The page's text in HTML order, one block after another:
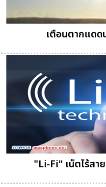
เตือนตากแดด
"Li-Fi" เน็ตไร้สาย